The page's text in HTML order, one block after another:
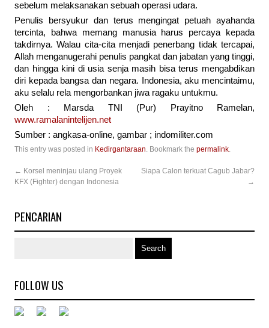
sebelum melaksanakan sebuah operasi udara.
Penulis bersyukur dan terus mengingat petuah ayahanda
tercinta, bahwa memang manusia harus percaya kepada
takdirnya. Walau cita-cita menjadi penerbang tidak tercapai,
Allah menganugerahi penulis pangkat dan jabatan yang tinggi,
dan hingga kini di usia senja masih bisa terus mengabdikan
diri kepada bangsa dan negara. Indonesia, aku mencintaimu,
aku selalu rela mengorbankan jiwa ragaku untukmu.
Oleh : Marsda TNI (Pur) Prayitno Ramelan,
www.ramalanintelijen.net
Sumber : angkasa-online, gambar ; indomiliter.com
This entry was posted in Kedirgantaraan. Bookmark the permalink.
← Korsel meninjau ulang Proyek
KFX (Fighter) dengan Indonesia
Siapa Calon terkuat Cagub Jabar?
→
PENCARIAN
FOLLOW US